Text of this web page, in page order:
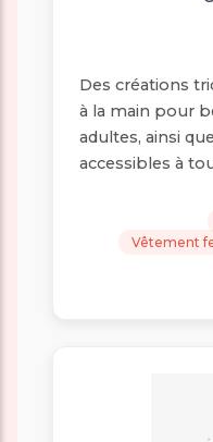
Des créations
à la main pour
adultes, ainsi
accessibles à
Vêtement